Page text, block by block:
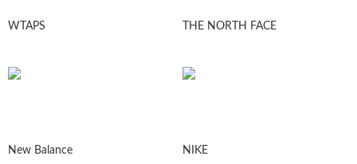
WTAPS THE NORTH FACE
New Balance NIKE